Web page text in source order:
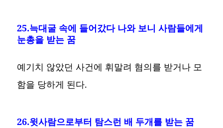
25.늑대굴 속에 들어갔다 나와 보니 사람들에게
눈총을 받는 꿈
예기치 않았던 사건에 휘말려 혐의를 받거나 모
함을 당하게 된다.
26.윗사람으로부터 탐스런 배 두개를 받는 꿈